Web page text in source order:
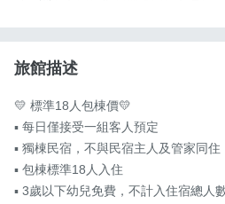
旅館描述
💛 標準18人包棟價💛
▪️ 每日僅接受一組客人預定
▪️ 獨棟民宿，不與民宿主人及管家同住
▪️ 包棟標準18人入住
▪️ 3歲以下幼兒免費，不計入住宿總人